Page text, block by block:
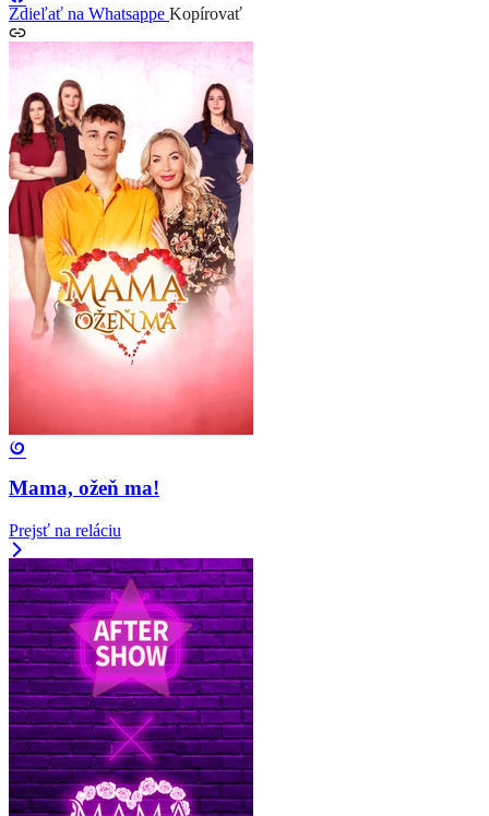
Zdieľať na Whatsappe Kopírovať
Mama, ožeň ma!
Prejsť na reláciu